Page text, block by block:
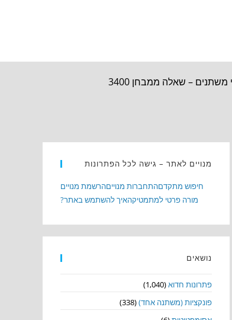
– שאלה ממבחן 3400
מנויים לאתר – גישה לכל הפתרונות
הרשמת מנוייםהתחברות מנוייםחיפוש מתקדם
איך להשתמש באתר?מורה פרטי למתמטיקה
נושאים
פתרונות חדוא(1,040)
פונקציות (משתנה אחד)(338)